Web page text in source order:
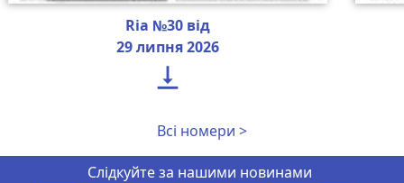
Ria №30 від
29 липня 2026

Всі номери >
Слідкуйте за нашими новинами